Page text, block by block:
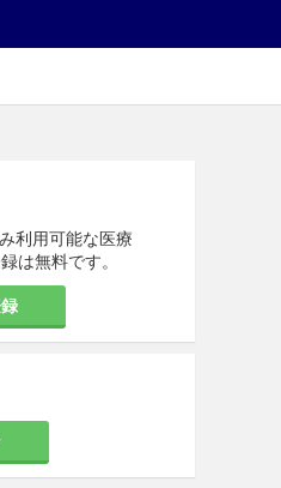
利用可能な医療
は無料です。